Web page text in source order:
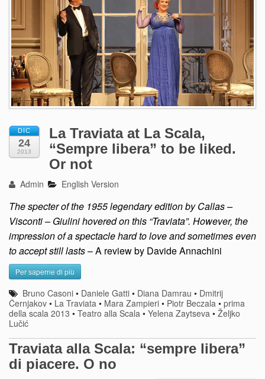
DIC
24
2013
La Traviata at La Scala,
“Sempre libera” to be liked.
Or not
Admin English Version
The specter of the 1955 legendary edition by Callas –
Visconti – Giulini hovered on this “Traviata”. However, the
impression of a spectacle hard to love and sometimes even
to accept still lasts– A review by Davide Annachini
Per saperne di più
Bruno Casoni • Daniele Gatti • Diana Damrau • Dmitrij
Černjakov • La Traviata • Mara Zampieri • Piotr Beczala • prima
della scala 2013 • Teatro alla Scala • Yelena Zaytseva • Željko
Lučić
Traviata alla Scala: “sempre libera”
di piacere. O no